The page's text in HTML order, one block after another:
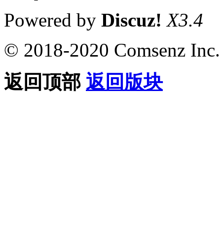
Powered by Discuz! X3.4
© 2018-2020 Comsenz Inc.
返回顶部 返回版块